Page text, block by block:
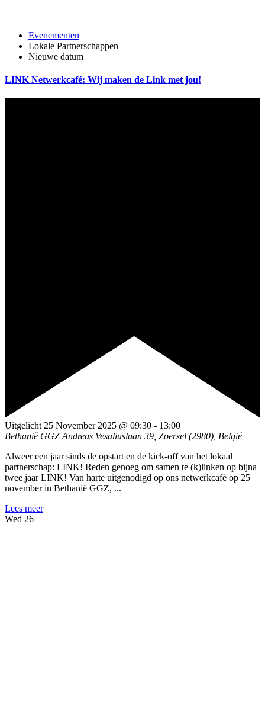
Evenementen
Lokale Partnerschappen
Nieuwe datum
LINK Netwerkcafé: Wij maken de Link met jou!
Uitgelicht 25 November 2025 @ 09:30 - 13:00
Bethanië GGZ Andreas Vesaliuslaan 39, Zoersel (2980), België
Alweer een jaar sinds de opstart en de kick-off van het lokaal
partnerschap: LINK! Reden genoeg om samen te (k)linken op bijna
twee jaar LINK! Van harte uitgenodigd op ons netwerkcafé op 25
november in Bethanië GGZ, ...
Lees meer
Wed 26